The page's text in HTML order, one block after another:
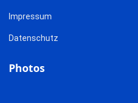
Impressum
Datenschutz
Photos